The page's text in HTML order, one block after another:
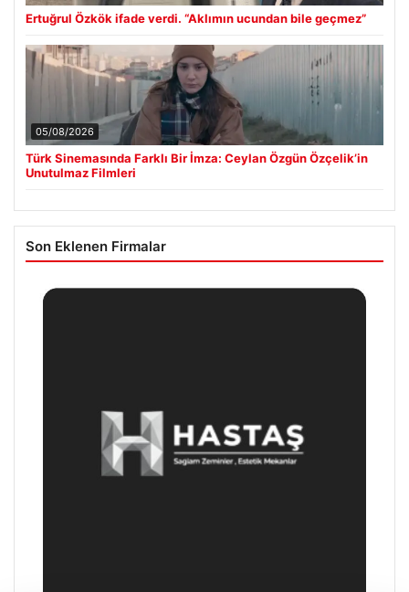
Ertuğrul Özkök ifade verdi. “Aklımın ucundan bile geçmez”
05/08/2026
Türk Sinemasında Farklı Bir İmza: Ceylan Özgün Özçelik’in
Unutulmaz Filmleri
Son Eklenen Firmalar